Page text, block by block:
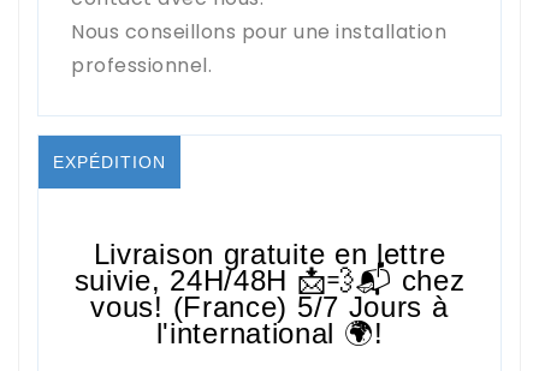
Nous conseillons pour une installation
professionnel.
EXPÉDITION
Livraison gratuite en lettre
suivie, 24H/48H 📩💨📬 chez
vous! (France) 5/7 Jours à
l'international 🌍!